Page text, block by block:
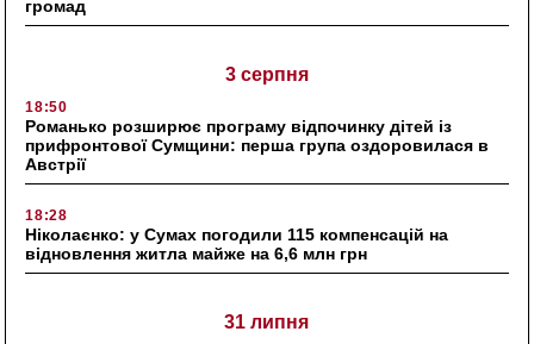
громад
3 серпня
18:50
Романько розширює програму відпочинку дітей із
прифронтової Сумщини: перша група оздоровилася в
Австрії
18:28
Ніколаєнко: у Сумах погодили 115 компенсацій на
відновлення житла майже на 6,6 млн грн
31 липня